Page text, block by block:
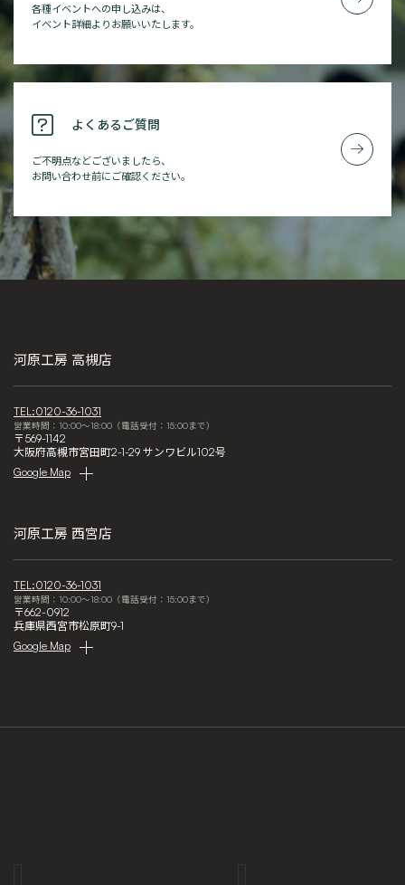
各種イベントへの申し込みは、
イベント詳細よりお願いいたします。
よくあるご質問
ご不明点などございましたら、
お問い合わせ前にご確認ください。
河原工房 高槻店
TEL:0120-36-1031
営業時間：10:00～18:00（電話受付：15:00まで）
〒569-1142
大阪府高槻市宮田町2-1-29 サンワビル102号
Google Map
河原工房 西宮店
TEL:0120-36-1031
営業時間：10:00～18:00（電話受付：15:00まで）
〒662-0912
兵庫県西宮市松原町9-1
Google Map